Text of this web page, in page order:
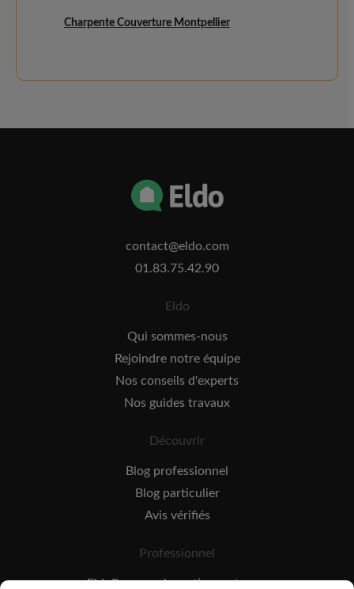
Charpente Couverture Montpellier
contact@eldo.com
01.83.75.42.90
Eldo
Qui sommes-nous
Rejoindre notre équipe
Nos conseils d'experts
Nos guides travaux
Découvrir
Blog professionnel
Blog particulier
Avis vérifiés
Professionnel
EldoPro pour les artisans et pros